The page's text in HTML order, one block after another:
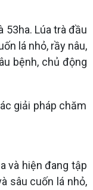
53ha. Lúa trà đầu
lá nhỏ, rầy nâu,
bệnh, chủ động
giải pháp chăm
và hiện đang tập
sâu cuốn lá nhỏ,